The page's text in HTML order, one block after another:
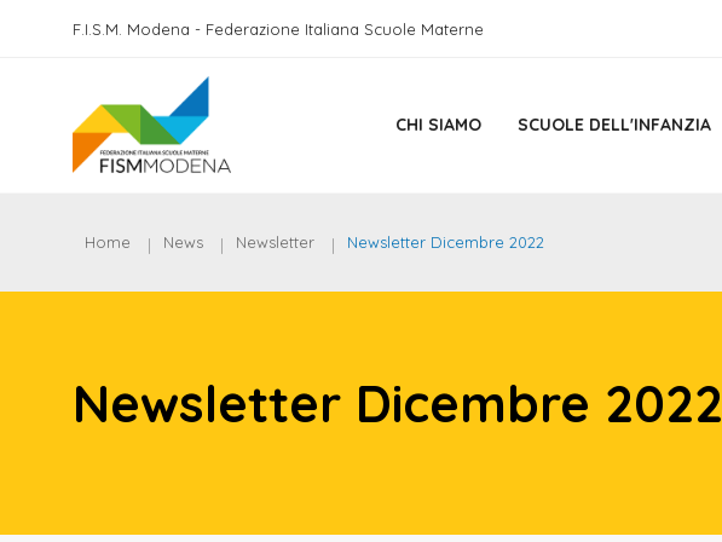
F.I.S.M. Modena - Federazione Italiana Scuole Materne
CHI SIAMO SCUOLE DELL'INFANZIA
Home News Newsletter Newsletter Dicembre 2022
Newsletter Dicembre 2022